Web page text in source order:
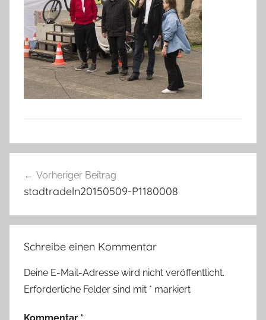
Vorheriger Beitrag
stadtradeln20150509-P1180008
Schreibe einen Kommentar
Deine E-Mail-Adresse wird nicht veröffentlicht.
Erforderliche Felder sind mit * markiert
Kommentar *